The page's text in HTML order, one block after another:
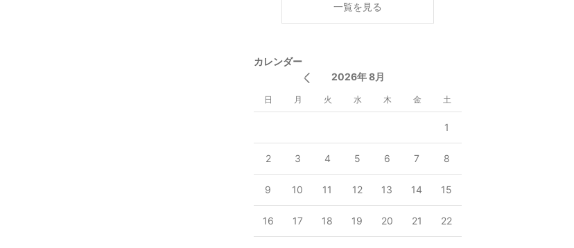
一覧を見る
カレンダー
2026年 8月
日 月 火 水 木 金 土
1
2 3 4 5 6 7 8
9 10 11 12 13 14 15
16 17 18 19 20 21 22